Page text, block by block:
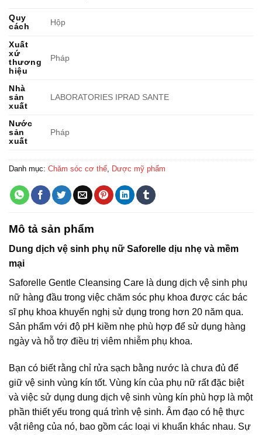
Quy
cách
Hộp
Xuất
xứ
thương
hiệu
Pháp
Nhà
sản
xuất
LABORATORIES IPRAD SANTE
Nước
sản
xuất
Pháp
Danh mục: Chăm sóc cơ thể Dược mỹ phẩm
Mô tả sản phẩm
Dung dịch vệ sinh phụ nữ Saforelle dịu nhẹ và mềm
mại
Saforelle Gentle Cleansing Care là dung dịch vệ sinh phụ
nữ hàng đầu trong việc chăm sóc phụ khoa được các bác
sĩ phụ khoa khuyến nghị sử dụng trong hơn 20 năm qua.
Sản phẩm với độ pH kiềm nhẹ phù hợp để sử dụng hàng
ngày và hỗ trợ điều trị viêm nhiễm phụ khoa.
Bạn có biết rằng chỉ rửa sạch bằng nước là chưa đủ để
giữ vệ sinh vùng kín tốt. Vùng kín của phụ nữ rất đặc biệt
và việc sử dụng dung dịch vệ sinh vùng kín phù hợp là một
phần thiết yếu trong quá trình vệ sinh. Âm đạo có hệ thực
vật riêng của nó, bao gồm các loại vi khuẩn khác nhau. Sự